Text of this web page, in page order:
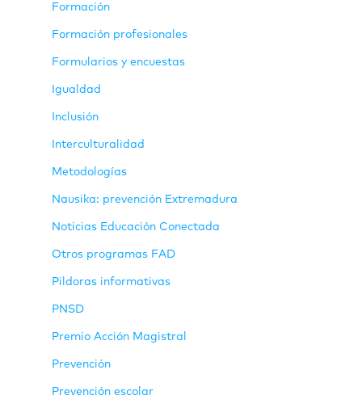
Formación
Formación profesionales
Formularios y encuestas
Igualdad
Inclusión
Interculturalidad
Metodologías
Nausika: prevención Extremadura
Noticias Educación Conectada
Otros programas FAD
Pildoras informativas
PNSD
Premio Acción Magistral
Prevención
Prevención escolar